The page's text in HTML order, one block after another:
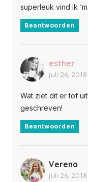
superleuk vind ik ‘m.
Beantwoorden
esther
juli 26,
Wat ziet dit er tof
geschreven!
Beantwoorden
Verena
juli 26,